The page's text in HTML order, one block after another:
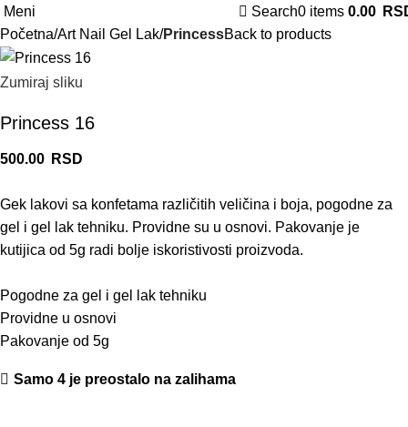
Meni Search0 items 0.00
Početna Art Nail Gel Lak PrincessBack to products
Zumiraj sliku
Princess 16
500.00 RSD
Gek lakovi sa konfetama različitih veličina i boja, pogodne za
gel i gel lak tehniku. Providne su u osnovi. Pakovanje je
kutijica od 5g radi bolje iskoristivosti proizvoda.
Pogodne za gel i gel lak tehniku
Providne u osnovi
Pakovanje od 5g
Samo 4 je preostalo na zalihama